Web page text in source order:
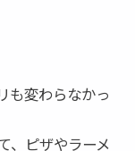
も変わらなかっ
、ピザやラーメ